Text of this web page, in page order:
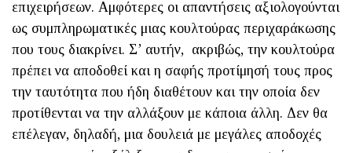
επιχειρήσεων. Αμφότερες οι απαντήσεις αξιολογούνται
ως συμπληρωματικές μιας κουλτούρας περιχαράκωσης
που τους διακρίνει. Σ’ αυτήν, ακριβώς, την κουλτούρα
πρέπει να αποδοθεί και η σαφής προτίμησή τους προς
την ταυτότητα που ήδη διαθέτουν και την οποία δεν
προτίθενται να την αλλάξουν με κάποια άλλη. Δεν θα
επέλεγαν, δηλαδή, μια δουλειά με μεγάλες αποδοχές